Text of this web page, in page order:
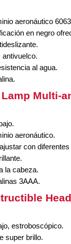
aeronáutico
en negro
antivuelco.
al agua.
Multi-
aeronáutico.
con
la cabeza.
3AAA.
estroboscópico.
super brillo.